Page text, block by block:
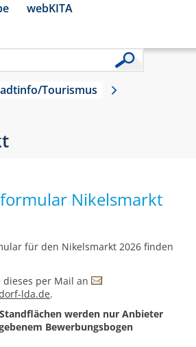
webKITA
Tourismus
Nikelsmarkt
für den Nikelsmarkt 2026 finden
dieses per Mail an
lda.de.
werden nur Anbieter
Bewerbungsbogen